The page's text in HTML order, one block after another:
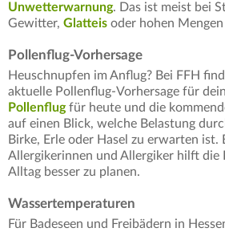
Unwetterwarnung. Das ist meist bei
Gewitter, Glatteis oder hohen Mengen
Pollenflug-Vorhersage
Heuschnupfen im Anflug? Bei FFH
aktuelle Pollenflug-Vorhersage für
Pollenflugfür heute und die
auf einen Blick, welche Belastung
Birke, Erle oder Hasel zu erwarten ist.
Allergikerinnen und Allergiker hilft die
Alltag besser zu planen.
Wassertemperaturen
Für Badeseen und Freibädern in